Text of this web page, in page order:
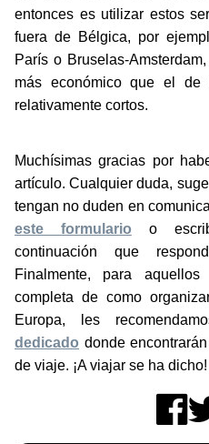
entonces es utilizar estos
fuera de Bélgica, por
París o Bruselas-
más económico que el
relativamente cortos.
Muchísimas gracias por
artículo. Cualquier duda,
tengan no duden en
este formulario o
continuación que
Finalmente, para
completa de como
Europa, les
dedicado donde
de viaje. ¡A viajar se ha dicho!